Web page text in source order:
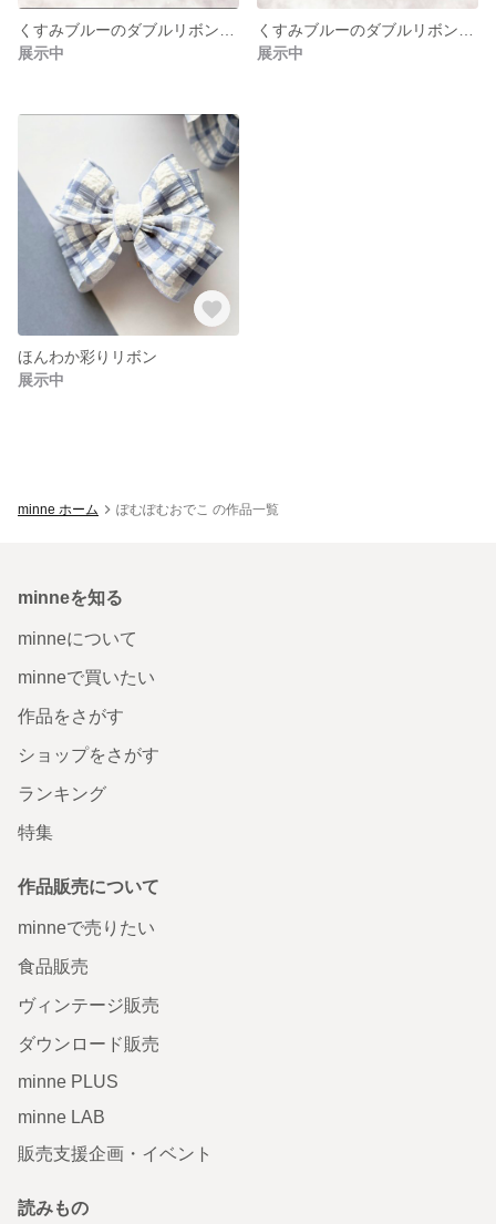
展示中
展示中
ほんわか彩りリボン
展示中
minne ホーム ぽむぽむおでこ の作品一覧
minneを知る
minneについて
minneで買いたい
作品をさがす
ショップをさがす
ランキング
特集
作品販売について
minneで売りたい
食品販売
ヴィンテージ販売
ダウンロード販売
minne PLUS
minne LAB
販売支援企画・イベント
読みもの